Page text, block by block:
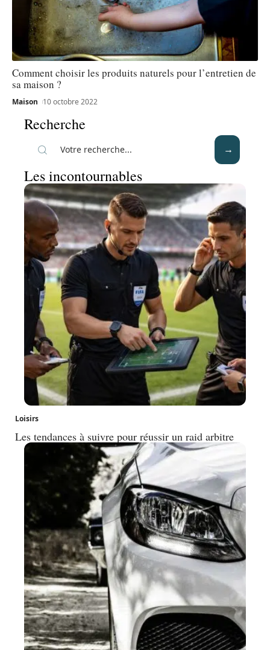
Comment choisir les produits naturels pour l’entretien de
sa maison ?
Maison 10 octobre 2022
Recherche
Les incontournables
Loisirs
Les tendances à suivre pour réussir un raid arbitre